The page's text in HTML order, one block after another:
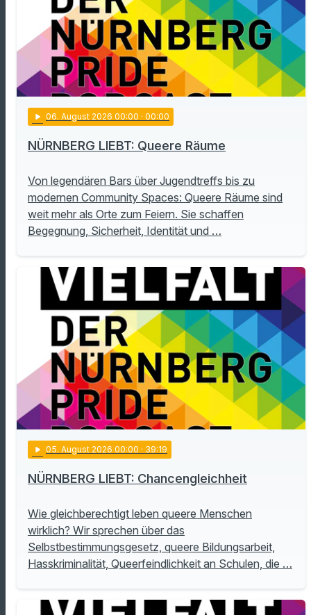
play_arrow 06. August 2026 00:00 · 00:00
NÜRNBERG LIEBT: Queere Räume
Von legendären Bars über Jugendtreffs bis zu
modernen Community Spaces: Queere Räume sind
weit mehr als Orte zum Feiern. Sie schaffen
Begegnung, Sicherheit, Identität und …
play_arrow 05. August 2026 00:00 · 39:19
NÜRNBERG LIEBT: Chancengleichheit
Wie gleichberechtigt leben queere Menschen
wirklich? Wir sprechen über das
Selbstbestimmungsgesetz, queere Bildungsarbeit,
Hasskriminalität, Queerfeindlichkeit an Schulen, die …